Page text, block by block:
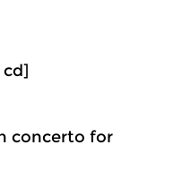
concerto for